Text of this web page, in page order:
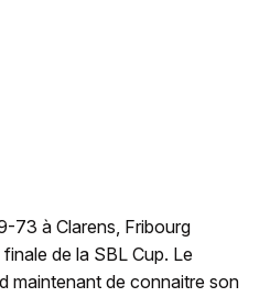
73 à Clarens, Fribourg
de la SBL Cup. Le
maintenant de connaitre son